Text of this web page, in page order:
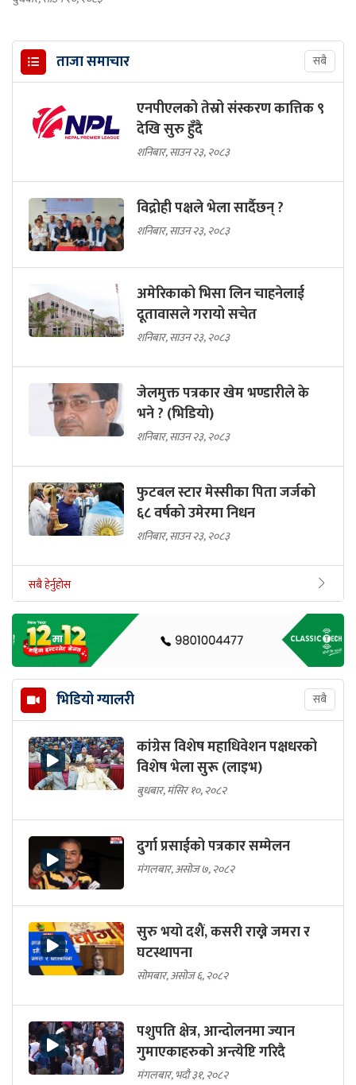
ताजा समाचार सबै
एनपीएलको तेस्रो संस्करण कात्तिक ९
देखि सुरु हुँदै
शनिबार, साउन २३, २०८३
विद्रोही पक्षले भेला सार्दैछन् ?
शनिबार, साउन २३, २०८३
अमेरिकाको भिसा लिन चाहनेलाई
दूतावासले गरायो सचेत
शनिबार, साउन २३, २०८३
जेलमुक्त पत्रकार खेम भण्डारीले के
भने ? (भिडियो)
शनिबार, साउन २३, २०८३
फुटबल स्टार मेस्सीका पिता जर्जको
६८ वर्षको उमेरमा निधन
शनिबार, साउन २३, २०८३
सबै हेर्नुहोस
भिडियो ग्यालरी सबै
कांग्रेस विशेष महाधिवेशन पक्षधरको
विशेष भेला सुरू (लाइभ)
बुधबार, मंसिर १०, २०८२
दुर्गा प्रसाईको पत्रकार सम्मेलन
मंगलबार, असोज ७, २०८२
सुरु भयो दशैं, कसरी राख्ने जमरा र
घटस्थापना
सोमबार, असोज ६, २०८२
पशुपति क्षेत्र, आन्दोलनमा ज्यान
गुमाएकाहरुको अन्त्येष्टि गरिदै
मंगलबार, भदौ ३१, २०८२